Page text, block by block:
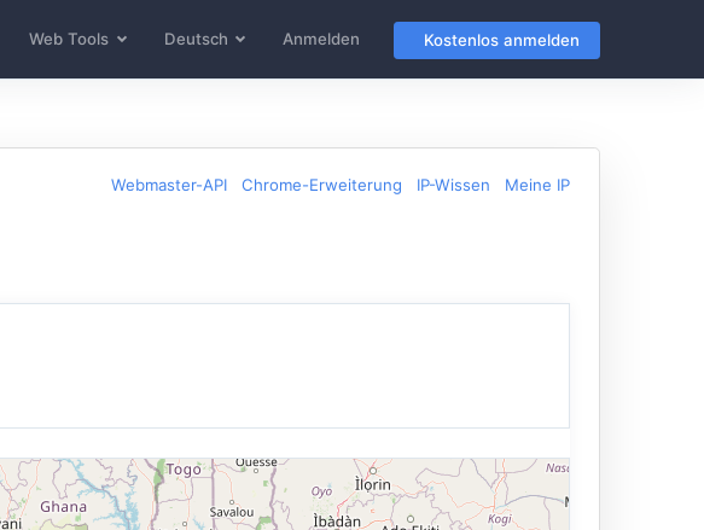
Web Tools Deutsch Anmelden Kostenlos anmelden
Webmaster-API Chrome-Erweiterung IP-Wissen Meine IP